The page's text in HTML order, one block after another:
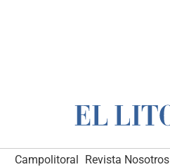
Campolitoral Revista Nosotros